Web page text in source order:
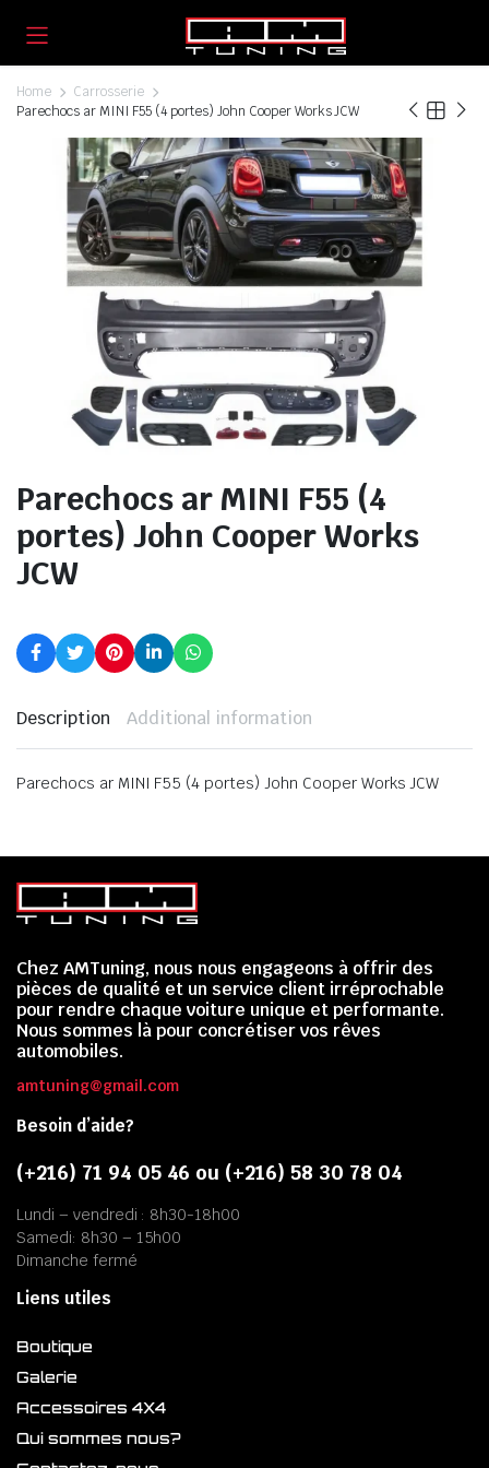
Home
Carrosserie
Parechocs ar MINI F55 (4 portes) John Cooper Works JCW
Parechocs ar MINI F55 (4
portes) John Cooper Works
JCW
Description Additional information
Parechocs ar MINI F55 (4 portes) John Cooper Works JCW
Chez AMTuning, nous nous engageons à offrir des
pièces de qualité et un service client irréprochable
pour rendre chaque voiture unique et performante.
Nous sommes là pour concrétiser vos rêves
automobiles.
amtuning@gmail.com
Besoin d’aide?
(+216) 71 94 05 46 ou (+216) 58 30 78 04
Lundi – vendredi : 8h30-18h00
Samedi: 8h30 – 15h00
Dimanche fermé
Liens utiles
Boutique
Galerie
Accessoires 4X4
Qui sommes nous?